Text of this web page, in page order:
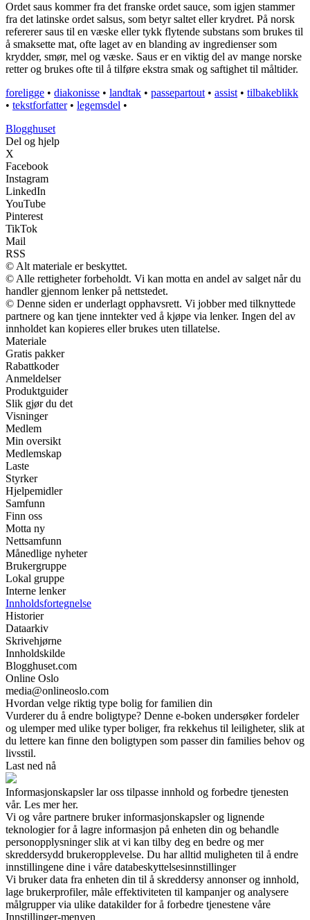
Ordet saus kommer fra det franske ordet sauce, som igjen stammer
fra det latinske ordet salsus, som betyr saltet eller krydret. På norsk
refererer saus til en væske eller tykk flytende substans som brukes til
å smaksette mat, ofte laget av en blanding av ingredienser som
krydder, smør, mel og væske. Saus er en viktig del av mange norske
retter og brukes ofte til å tilføre ekstra smak og saftighet til måltider.
foreligge • diakonisse • landtak • passepartout • assist • tilbakeblikk
• tekstforfatter• legemsdel •
Blogghuset
Del og hjelp
X
Facebook
Instagram
LinkedIn
YouTube
Pinterest
TikTok
Mail
RSS
© Alt materiale er beskyttet.
© Alle rettigheter forbeholdt. Vi kan motta en andel av salget når du
handler gjennom lenker på nettstedet.
© Denne siden er underlagt opphavsrett. Vi jobber med tilknyttede
partnere og kan tjene inntekter ved å kjøpe via lenker. Ingen del av
innholdet kan kopieres eller brukes uten tillatelse.
Materiale
Gratis pakker
Rabattkoder
Anmeldelser
Produktguider
Slik gjør du det
Visninger
Medlem
Min oversikt
Medlemskap
Laste
Styrker
Hjelpemidler
Samfunn
Finn oss
Motta ny
Nettsamfunn
Månedlige nyheter
Brukergruppe
Lokal gruppe
Interne lenker
Innholdsfortegnelse
Historier
Dataarkiv
Skrivehjørne
Innholdskilde
Blogghuset.com
Online Oslo
media@onlineoslo.com
Hvordan velge riktig type bolig for familien din
Vurderer du å endre boligtype? Denne e-boken undersøker fordeler
og ulemper med ulike typer boliger, fra rekkehus til leiligheter, slik at
du lettere kan finne den boligtypen som passer din families behov og
livsstil.
Last ned nå
Informasjonskapsler lar oss tilpasse innhold og forbedre tjenesten
vår. Les mer her.
Vi og våre partnere bruker informasjonskapsler og lignende
teknologier for å lagre informasjon på enheten din og behandle
personopplysninger slik at vi kan tilby deg en bedre og mer
skreddersydd brukeropplevelse. Du har alltid muligheten til å endre
innstillingene dine i våre databeskyttelsesinnstillinger
Vi bruker data fra enheten din til å skreddersy annonser og innhold,
lage brukerprofiler, måle effektiviteten til kampanjer og analysere
målgrupper via ulike datakilder for å forbedre tjenestene våre
Innstillinger-menyen